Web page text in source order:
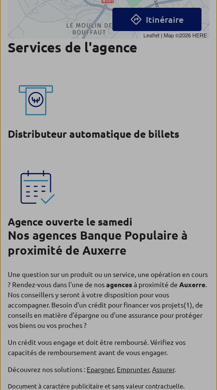
Leaflet | Map ©2026 HERE
Itinéraire
Services de l'agence
Distributeur automatique de billets
Agence ouverte le samedi
Nos agences Banque Populaire à
proximité de Auxerre
Une question sur un produit ou un service, une opération en cours
? Rendez-vous dans l'une de nosagencesà proximité de Auxerre.
Nos conseillers y seront à votre disposition pour vous
accompagner. Besoin d'un crédit pour financer vos projets(1), de
conseils en matière d'épargne ou d'une assurance pour protéger
vos biens ou vos proches ?
Un crédit vous engage et doit être remboursé. Vérifiez vos
capacités de remboursement avant de vous engager.
Découvrez nos solutions : Epargner, Emprunter,Assurer.
Document à caractère publicitaire et sans valeur contractuelle.